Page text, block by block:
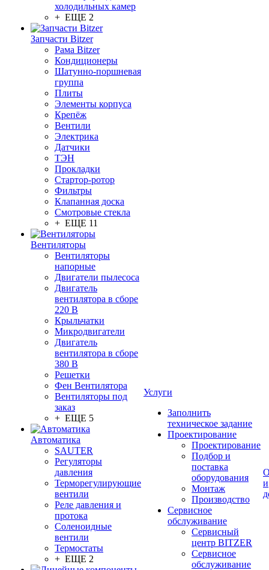
холодильных камер
+ ЕЩЕ 2
Запчасти Bitzer
Рама Bitzer
Кондиционеры
Шатунно-поршневая
группа
Плиты
Элементы корпуса
Крепёж
Вентили
Электрика
Датчики
ТЭН
Прокладки
Стартор-ротор
Фильтры
Клапанная доска
Смотровые стекла
+ ЕЩЕ 11
Вентиляторы
Вентиляторы
напорные
Двигатели пылесоса
Двигатель
вентилятора в сборе
220 В
Крыльчатки
Микродвигатели
Двигатель
вентилятора в сборе
380 В
Решетки
Фен Вентилятора
Вентиляторы под
заказ
+ ЕЩЕ 5
Автоматика
SAUTER
Регуляторы
давления
Терморегулирующие
вентили
Реле давления и
протока
Соленоидные
вентили
Термостаты
+ ЕЩЕ 2
Услуги
Заполнить
техническое задание
Проектирование
Проектирование
Подбор и
поставка
оборудования
Монтаж
Производство
Сервисное
обслуживание
Сервисный
центр BITZER
Сервисное
обслуживание
и